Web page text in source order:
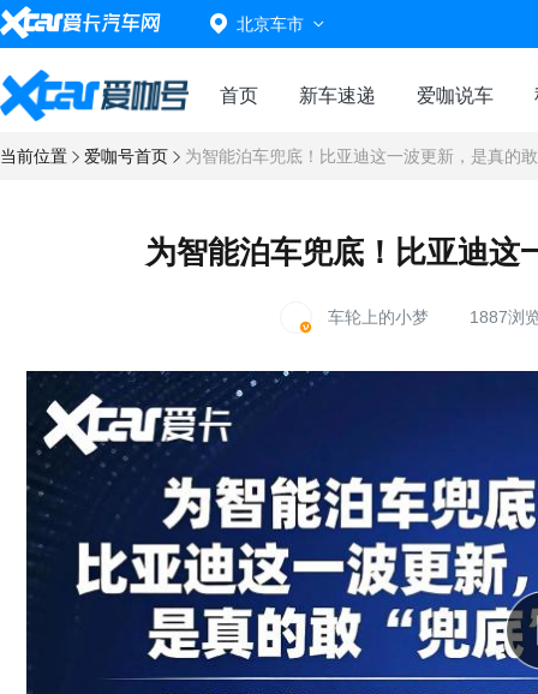
北京车市
首页 新车速递 爱咖说车
当前位置 爱咖号首页 为智能泊车兜底！比亚迪这一波更新，是真的敢
为智能泊车兜底！比亚迪这
车轮上的小梦 1887浏览